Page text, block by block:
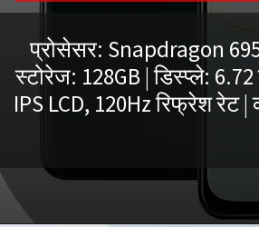
प्रोसेसर: Snapdragon
स्टोरेज: 128GB | डिस्प्ले: